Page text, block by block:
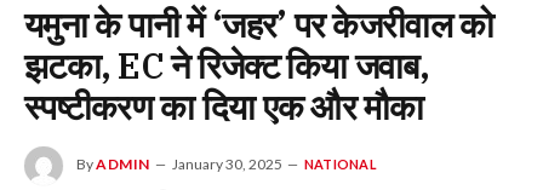
यमुना के पानी में ‘जहर’ पर केजरीवाल को
झटका, EC ने रिजेक्ट किया जवाब,
स्पष्टीकरण का दिया एक और मौका
ByADMIN January 30, 2025 NATIONAL